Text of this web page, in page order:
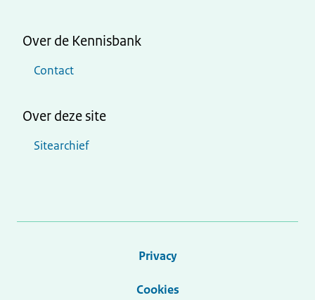
Over de Kennisbank
Contact
Over deze site
Sitearchief
Privacy
Cookies